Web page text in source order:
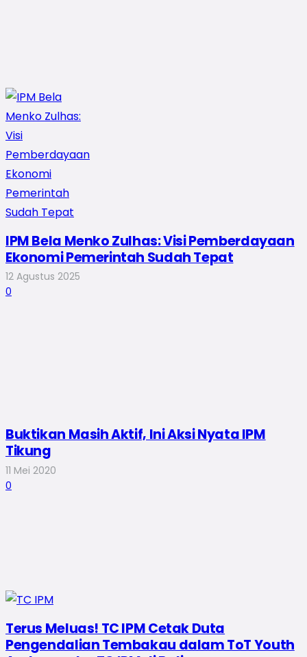
IPM Bela Menko Zulhas: Visi Pemberdayaan
Ekonomi Pemerintah Sudah Tepat
12 Agustus 2025
0
Buktikan Masih Aktif, Ini Aksi Nyata IPM
Tikung
11 Mei 2020
0
Terus Meluas! TC IPM Cetak Duta
Pengendalian Tembakau dalam ToT Youth